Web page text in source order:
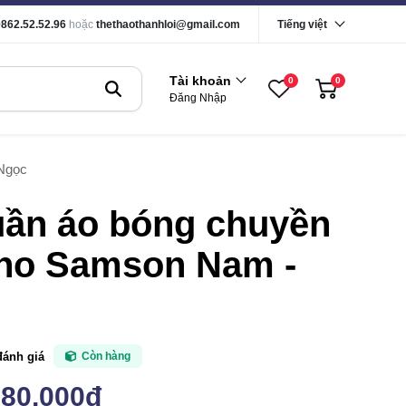
hoặc thethaothanhloi@gmail.com Tiếng việt
Tài khoản
Đăng Nhập
0 0
áo bóng chuyền
Samson Nam -
giá Còn hàng